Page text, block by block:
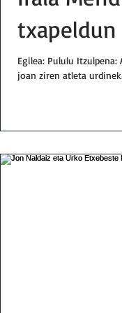
txapeldun
Egilea: Pululu
joan ziren atleta